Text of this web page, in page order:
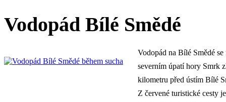
Vodopád Bílé Smědé
Vodopád na Bílé Smědé se
severním úpatí hory Smrk
kilometru před ústím Bílé
Z červené turistické cesty